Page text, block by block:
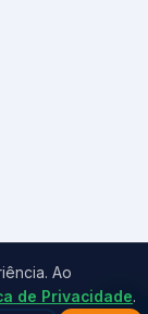
Ao
de Privacidade.